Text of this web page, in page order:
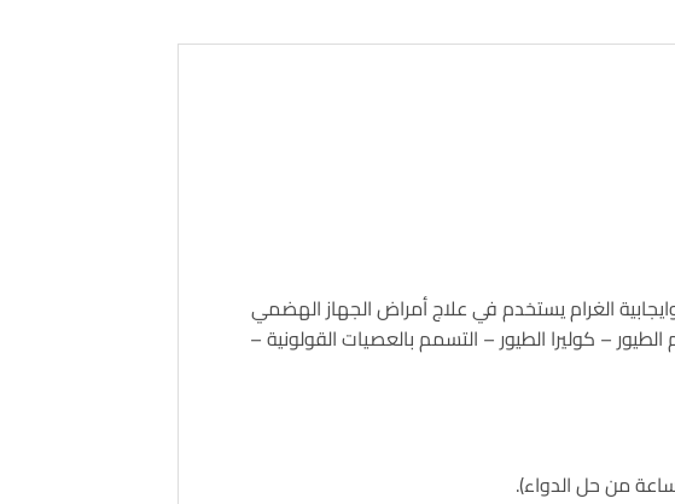
الغرام يستخدم في علاج أمراض الجهاز الهضمي
– كوليرا الطيور – التسمم بالعصيات القولونية –